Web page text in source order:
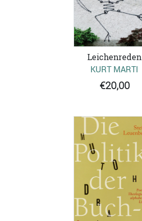
Leichenreden
KURT MARTI
€20,00